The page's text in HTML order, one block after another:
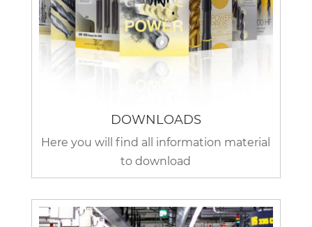
DOWNLOADS
Here you will find all information material
to download